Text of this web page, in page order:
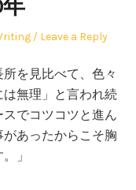
Leave a Reply
を見比べて、色々
無理」と言われ続
でコツコツと進ん
あったからこそ胸
」